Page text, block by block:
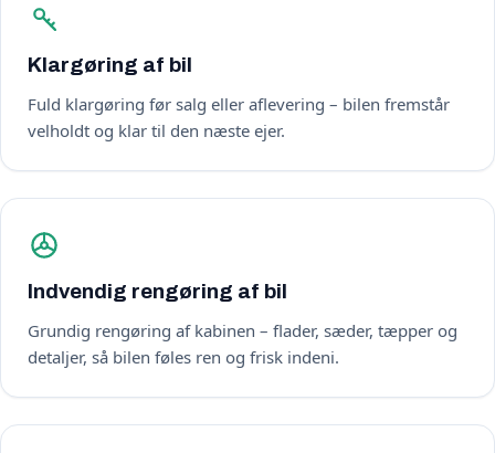
Klargøring af bil
Fuld klargøring før salg eller aflevering – bilen fremstår
velholdt og klar til den næste ejer.
Indvendig rengøring af bil
Grundig rengøring af kabinen – flader, sæder, tæpper og
detaljer, så bilen føles ren og frisk indeni.